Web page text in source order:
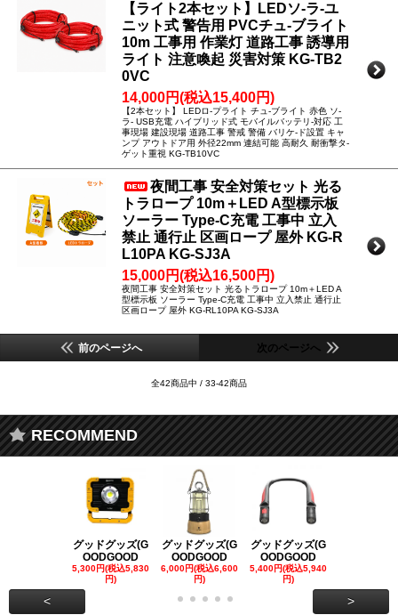
【ライト2本セット】LEDソ-ラ-ユ
ニット式 警告用 PVCチュ-ブライト
10m 工事用 作業灯 道路工事 誘導用
ライト 注意喚起 災害対策 KG-TB2
0VC
14,000円(税込15,400円)
【2本セット】 LEDロ-プライト チュ-ブライト 赤色 ソ-
ラ- USB充電 ハイブリッド式 モバイルバッテリ-対応 工
事現場 建設現場 道路工事 警戒 警備 バリケ-ド設置 キャ
ンプ アウトドア用 外径22mm 連結可能 高耐久 耐衝撃タ-
ゲット重視 KG-TB10VC
夜間工事 安全対策セット 光る
トラロープ 10m＋LED A型標示板
ソーラー Type-C充電 工事中 立入
禁止 通行止 区画ロープ 屋外 KG-R
L10PA KG-SJ3A
15,000円(税込16,500円)
夜間工事 安全対策セット 光るトラロープ 10m＋LED A
型標示板 ソーラー Type-C充電 工事中 立入禁止 通行止
区画ロープ 屋外 KG-RL10PA KG-SJ3A
前のページへ 次のページへ
全42商品中 / 33-42商品
RECOMMEND
グッドグッズ(G
OODGOOD
5,300円(税込5,830
円)
グッドグッズ(G
OODGOOD
6,000円(税込6,600
円)
グッドグッズ(G
OODGOOD
5,400円(税込5,940
円)
< >